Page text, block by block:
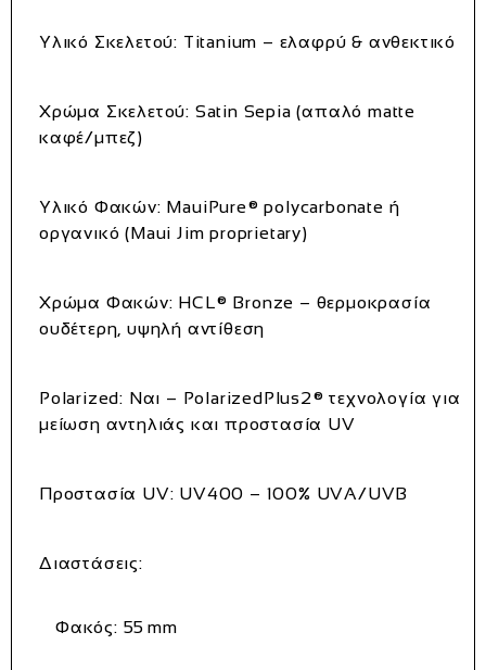
Υλικό Σκελετού: Titanium – ελαφρύ & ανθεκτικό
Χρώμα Σκελετού: Satin Sepia (απαλό matte
καφέ/μπεζ)
Υλικό Φακών: MauiPure® polycarbonate ή
οργανικό (Maui Jim proprietary)
Χρώμα Φακών: HCL® Bronze – θερμοκρασία
ουδέτερη, υψηλή αντίθεση
Polarized: Ναι – PolarizedPlus2® τεχνολογία για
μείωση αντηλιάς και προστασία UV
Προστασία UV: UV400 – 100% UVA/UVB
Διαστάσεις:
Φακός: 55 mm